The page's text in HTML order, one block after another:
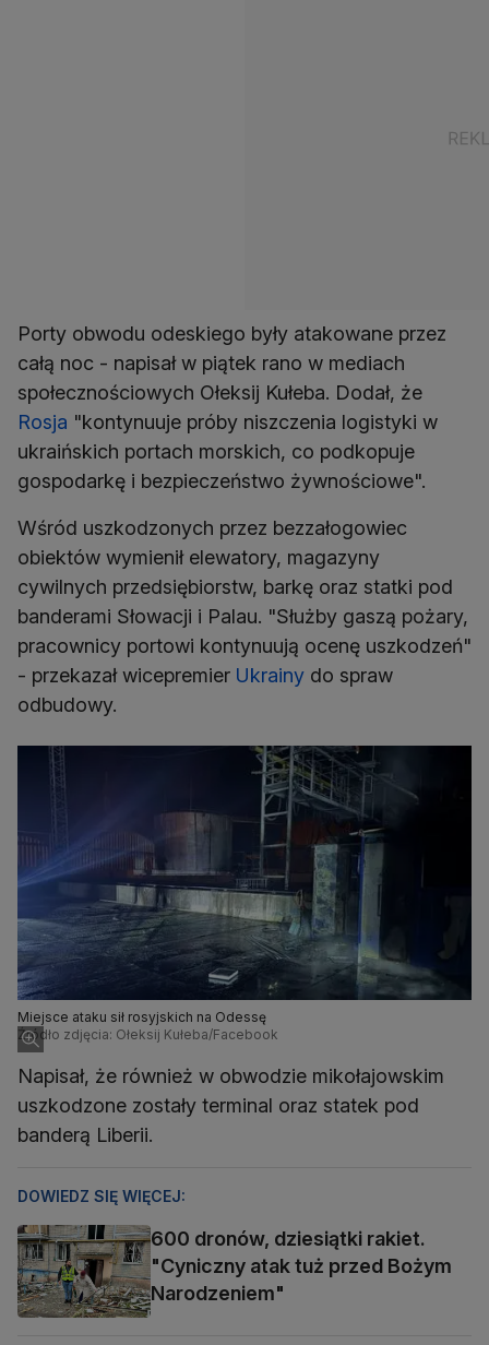
Porty obwodu odeskiego były atakowane przez
całą noc - napisał w piątek rano w mediach
społecznościowych Ołeksij Kułeba. Dodał, że
Rosja "kontynuuje próby niszczenia logistyki w
ukraińskich portach morskich, co podkopuje
gospodarkę i bezpieczeństwo żywnościowe".
Wśród uszkodzonych przez bezzałogowiec
obiektów wymienił elewatory, magazyny
cywilnych przedsiębiorstw, barkę oraz statki pod
banderami Słowacji i Palau. "Służby gaszą pożary,
pracownicy portowi kontynuują ocenę uszkodzeń"
- przekazał wicepremier Ukrainy do spraw
odbudowy.
Miejsce ataku sił rosyjskich na Odessę
Źródło zdjęcia: Ołeksij Kułeba/Facebook
Napisał, że również w obwodzie mikołajowskim
uszkodzone zostały terminal oraz statek pod
banderą Liberii.
DOWIEDZ SIĘ WIĘCEJ:
600 dronów, dziesiątki rakiet.
"Cyniczny atak tuż przed Bożym
Narodzeniem"